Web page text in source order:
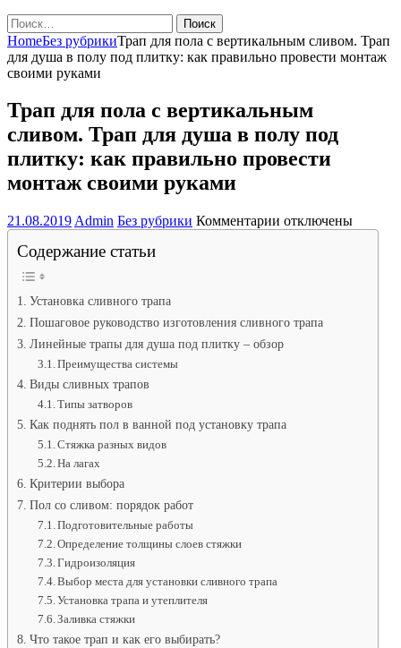
Найти:
HomeБез рубрикиТрап для пола с вертикальным сливом. Трап
для душа в полу под плитку: как правильно провести монтаж
своими руками
Трап для пола с вертикальным
сливом. Трап для душа в полу под
плитку: как правильно провести
монтаж своими руками
21.08.2019 Admin Без рубрики Комментарии к
сливом.
Трап
под
отключены
Содержание статьи
Установка сливного трапа
Пошаговое руководство изготовления сливного трапа
Линейные трапы для душа под плитку – обзор
Преимущества системы
Виды сливных трапов
Типы затворов
Как поднять пол в ванной под установку трапа
Стяжка разных видов
На лагах
Критерии выбора
Пол со сливом: порядок работ
Подготовительные работы
Определение толщины слоев стяжки
Гидроизоляция
Выбор места для установки сливного трапа
Установка трапа и утеплителя
Заливка стяжки
Что такое трап и как его выбирать?